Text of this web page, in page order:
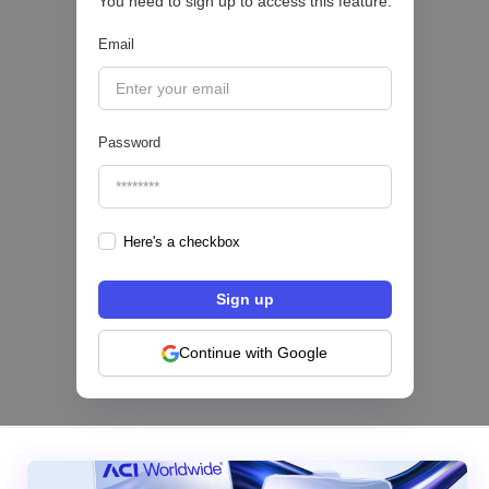
Email
Password
Here's a checkbox
Continue with Google
Sofía Neira Gómez
Los bancos se están dividiendo en dos
categorías frente a la IA | Mambu